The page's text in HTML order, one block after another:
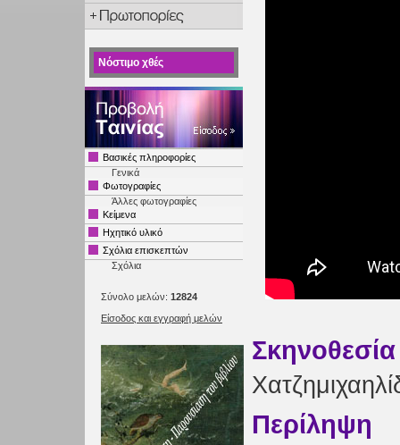
Νόστιμο χθές
Βασικές πληροφορίες
Γενικά
Φωτογραφίες
Άλλες φωτογραφίες
Κείμενα
Ηχητικό υλικό
Σχόλια επισκεπτών
Σχόλια
Σύνολο μελών: 12824
Είσοδος και εγγραφή μελών
Σκηνοθεσία
Περίληψη